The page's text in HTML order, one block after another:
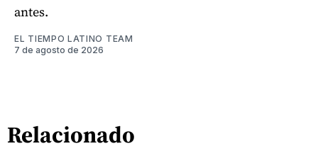
antes.
EL TIEMPO LATINO TEAM
7 de agosto de 2026
Relacionado